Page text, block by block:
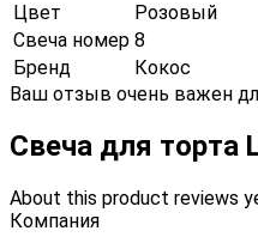
Цвет
Розовый
Свеча номер 8
Бренд
Кокос
Ваш отзыв очень важен
Свеча для торта
About this product reviews
Компания